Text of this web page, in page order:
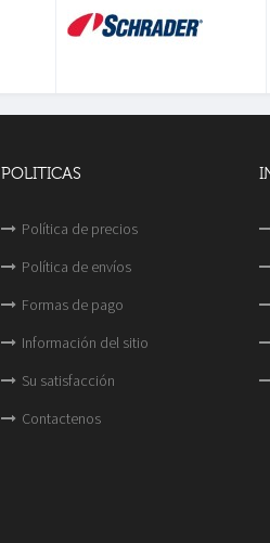
POLITICAS
Política de precios
Política de envíos
Formas de pago
Información del sitio
Su satisfacción
Contactenos